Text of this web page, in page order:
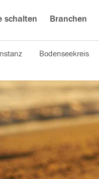
schalten Branchen
Bodenseekreis